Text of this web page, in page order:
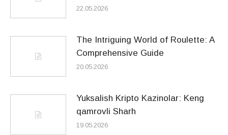
22.05.2026
The Intriguing World of Roulette: A
Comprehensive Guide
20.05.2026
Yuksalish Kripto Kazinolar: Keng
qamrovli Sharh
19.05.2026